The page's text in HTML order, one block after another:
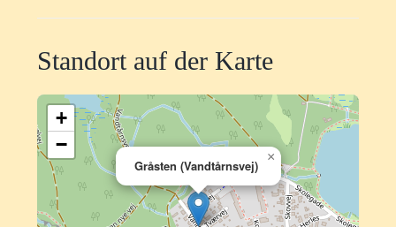
Standort auf der Karte
Gråsten (Vandtårnsvej)
×
+
−